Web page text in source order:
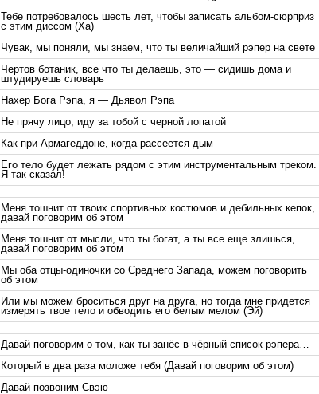
Тебе потребовалось шесть лет, чтобы записать альбом-сюрприз
с этим диссом (Ха)
Чувак, мы поняли, мы знаем, что ты величайший рэпер на свете
Чертов ботаник, все что ты делаешь, это — сидишь дома и
штудируешь словарь
Нахер Бога Рэпа, я — Дьявол Рэпа
Не прячу лицо, иду за тобой с черной лопатой
Как при Армагеддоне, когда рассеется дым
Его тело будет лежать рядом с этим инструментальным треком.
Я так сказал!
Меня тошнит от твоих спортивных костюмов и дебильных кепок,
давай поговорим об этом
Меня тошнит от мысли, что ты богат, а ты все еще злишься,
давай поговорим об этом
Мы оба отцы-одиночки со Среднего Запада, можем поговорить
об этом
Или мы можем броситься друг на друга, но тогда мне придется
измерять твое тело и обводить его белым мелом (Эй)
Давай поговорим о том, как ты занёс в чёрный список рэпера…
Который в два раза моложе тебя (Давай поговорим об этом)
Давай позвоним Свэю